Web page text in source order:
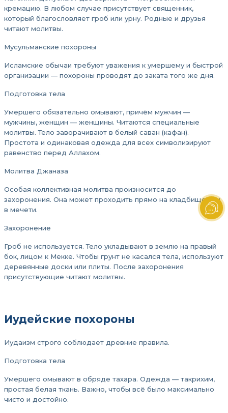
кремацию. В любом случае присутствует священник,
который благословляет гроб или урну. Родные и друзья
читают молитвы.
Мусульманские похороны
Исламские обычаи требуют уважения к умершему и быстрой
организации — похороны проводят до заката того же дня.
Подготовка тела
Умершего обязательно омывают, причём мужчин —
мужчины, женщин — женщины. Читаются специальные
молитвы. Тело заворачивают в белый саван (кафан).
Простота и одинаковая одежда для всех символизируют
равенство перед Аллахом.
Молитва Джаназа
Особая коллективная молитва произносится до
захоронения. Она может проходить прямо на кладбище или
в мечети.
Захоронение
Гроб не используется. Тело укладывают в землю на правый
бок, лицом к Мекке. Чтобы грунт не касался тела, используют
деревянные доски или плиты. После захоронения
присутствующие читают молитвы.
Иудейские похороны
Иудаизм строго соблюдает древние правила.
Подготовка тела
Умершего омывают в обряде тахара. Одежда — такрихим,
простая белая ткань. Важно, чтобы всё было максимально
чисто и достойно.